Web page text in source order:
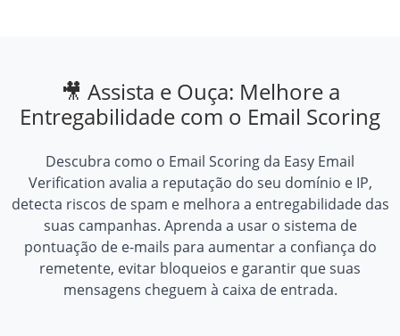
🎥 Assista e Ouça: Melhore a
Entregabilidade com o Email Scoring
Descubra como o Email Scoring da Easy Email
Verification avalia a reputação do seu domínio e IP,
detecta riscos de spam e melhora a entregabilidade das
suas campanhas. Aprenda a usar o sistema de
pontuação de e-mails para aumentar a confiança do
remetente, evitar bloqueios e garantir que suas
mensagens cheguem à caixa de entrada.